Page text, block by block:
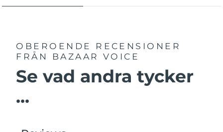
OBEROENDE RECENSIONER
FRÅN BAZAAR VOICE
Se vad andra tycker
...